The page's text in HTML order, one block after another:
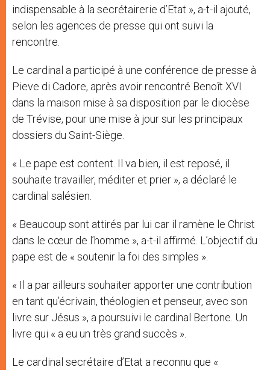
indispensable à la secrétairerie d’Etat », a-t-il ajouté,
selon les agences de presse qui ont suivi la
rencontre.
Le cardinal a participé à une conférence de presse à
Pieve di Cadore, après avoir rencontré Benoît XVI
dans la maison mise à sa disposition par le diocèse
de Trévise, pour une mise à jour sur les principaux
dossiers du Saint-Siège.
« Le pape est content. Il va bien, il est reposé, il
souhaite travailler, méditer et prier », a déclaré le
cardinal salésien.
« Beaucoup sont attirés par lui car il ramène le Christ
dans le cœur de l’homme », a-t-il affirmé. L’objectif du
pape est de « soutenir la foi des simples ».
« Il a par ailleurs souhaiter apporter une contribution
en tant qu’écrivain, théologien et penseur, avec son
livre sur Jésus », a poursuivi le cardinal Bertone. Un
livre qui « a eu un très grand succès ».
Le cardinal secrétaire d’Etat a reconnu que «